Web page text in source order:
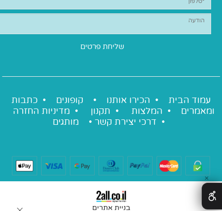
עמוד הבית • הכירו אותנו • קופונים • כתבות
ומאמרים • המלצות • תקנון • מדיניות החזרה
• דרכי יצירת קשר • מותגים
בניית אתרים
✕